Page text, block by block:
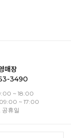
매장
3490
~ 18:00
~ 17:00
공휴일